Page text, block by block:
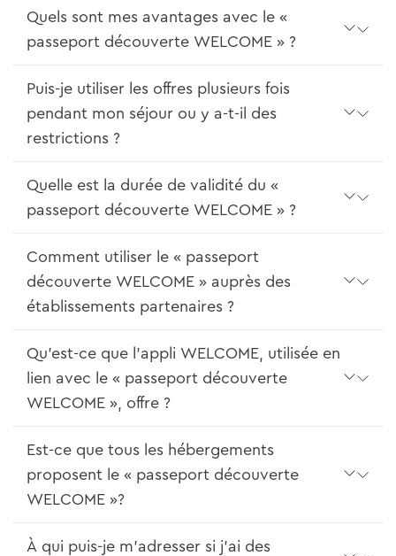
Quels sont mes avantages avec le «
passeport découverte WELCOME » ?
Puis-je utiliser les offres plusieurs fois
pendant mon séjour ou y a-t-il des
restrictions ?
Quelle est la durée de validité du «
passeport découverte WELCOME » ?
Comment utiliser le « passeport
découverte WELCOME » auprès des
établissements partenaires ?
Qu'est-ce que l'appli WELCOME, utilisée en
lien avec le « passeport découverte
WELCOME », offre ?
Est-ce que tous les hébergements
proposent le « passeport découverte
WELCOME »?
À qui puis-je m'adresser si j'ai des